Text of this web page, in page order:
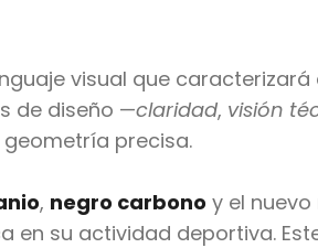
visual que caracterizará
de diseño —claridad, visión
precisa.
, negro carbono y el nuevo
en su actividad deportiva.